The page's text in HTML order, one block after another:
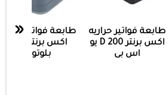
طابعة فواتير حراريه
اكس برنتر D 200 يو
اس بى
طابعة فواتير
بلوتوث
«